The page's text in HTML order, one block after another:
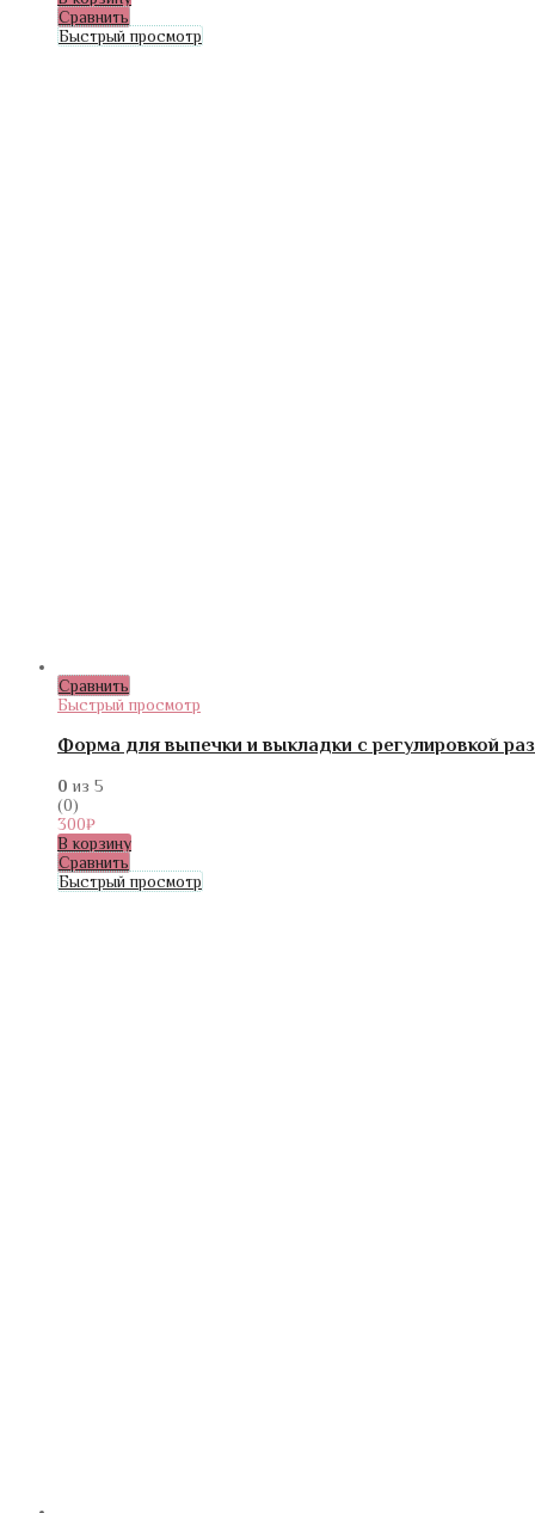
Сравнить
Быстрый просмотр
Сравнить
Быстрый просмотр
Форма для выпечки и выкладки с регулировкой
0 из 5
(0)
300₽
В корзину
Сравнить
Быстрый просмотр